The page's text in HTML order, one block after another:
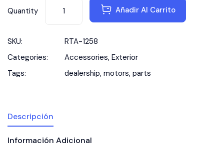
Quantity Añadir Al Carrito
SKU:
RTA-1258
Categories:
Accessories, Exterior
Tags:
dealership, motors, parts
Descripción
Información Adicional